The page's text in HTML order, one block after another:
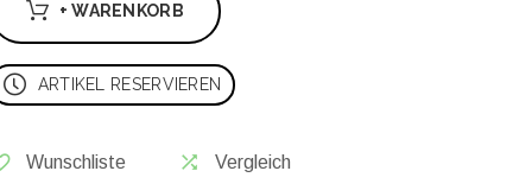
+ WARENKORB
ARTIKEL RESERVIEREN
Wunschliste Vergleich